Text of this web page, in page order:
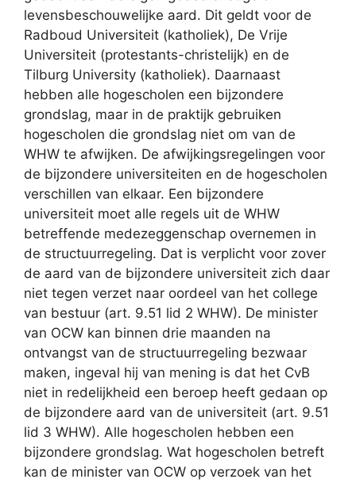
levensbeschouwelijke aard. Dit geldt voor de
Radboud Universiteit (katholiek), De Vrije
Universiteit (protestants-christelijk) en de
Tilburg University (katholiek). Daarnaast
hebben alle hogescholen een bijzondere
grondslag, maar in de praktijk gebruiken
hogescholen die grondslag niet om van de
WHW te afwijken. De afwijkingsregelingen voor
de bijzondere universiteiten en de hogescholen
verschillen van elkaar. Een bijzondere
universiteit moet alle regels uit de WHW
betreffende medezeggenschap overnemen in
de structuurregeling. Dat is verplicht voor zover
de aard van de bijzondere universiteit zich daar
niet tegen verzet naar oordeel van het college
van bestuur (art. 9.51 lid 2 WHW). De minister
van OCW kan binnen drie maanden na
ontvangst van de structuurregeling bezwaar
maken, ingeval hij van mening is dat het CvB
niet in redelijkheid een beroep heeft gedaan op
de bijzondere aard van de universiteit (art. 9.51
lid 3 WHW). Alle hogescholen hebben een
bijzondere grondslag. Wat hogescholen betreft
kan de minister van OCW op verzoek van het